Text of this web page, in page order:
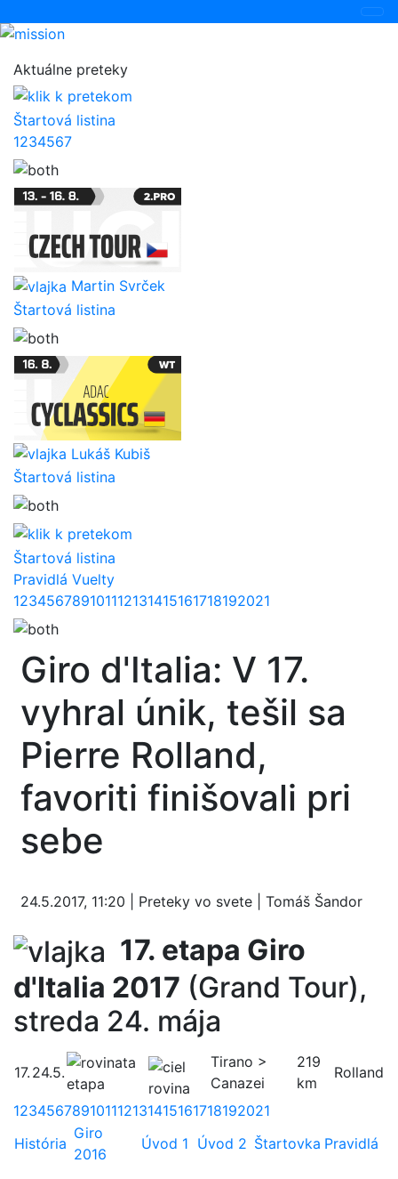
Aktuálne preteky
Štartová listina
1234567
Martin Svrček
Štartová listina
Lukáš Kubiš
Štartová listina
Štartová listina
Pravidlá Vuelty
123456789101112131415161718192021
Giro d'Italia: V 17.
vyhral únik, tešil sa
Pierre Rolland,
favoriti finišovali pri
sebe
24.5.2017, 11:20 | Preteky vo svete | Tomáš Šandor
17. etapa Giro
d'Italia 2017 (Grand Tour),
streda 24. mája
17. 24.5.
Tirano >
Canazei
219
km
Rolland
123456789101112131415161718192021
História
Giro
2016
Úvod 1 Úvod 2 Štartovka Pravidlá